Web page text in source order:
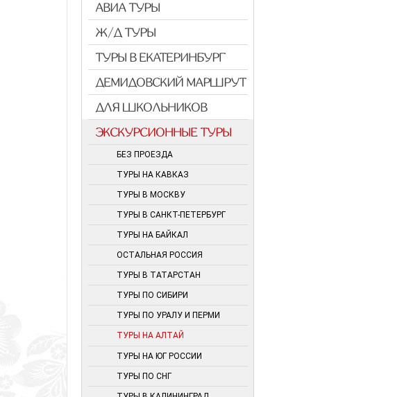
АВИА ТУРЫ
Ж/Д ТУРЫ
ТУРЫ В ЕКАТЕРИНБУРГ
ДЕМИДОВСКИЙ МАРШРУТ
ДЛЯ ШКОЛЬНИКОВ
ЭКСКУРСИОННЫЕ ТУРЫ
БЕЗ ПРОЕЗДА
ТУРЫ НА КАВКАЗ
ТУРЫ В МОСКВУ
ТУРЫ В САНКТ-ПЕТЕРБУРГ
ТУРЫ НА БАЙКАЛ
ОСТАЛЬНАЯ РОССИЯ
ТУРЫ В ТАТАРСТАН
ТУРЫ ПО СИБИРИ
ТУРЫ ПО УРАЛУ И ПЕРМИ
ТУРЫ НА АЛТАЙ
ТУРЫ НА ЮГ РОССИИ
ТУРЫ ПО СНГ